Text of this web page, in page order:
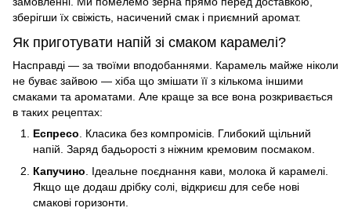
зберігши їх свіжість, насичений смак і приємний аромат.
Як приготувати напій зі смаком карамелі?
Насправді — за твоїми вподобаннями. Карамель майже ніколи
не буває зайвою — хіба що змішати її з кількома іншими
смаками та ароматами. Але краще за все вона розкривається
в таких рецептах:
Еспресо . Класика без компромісів. Глибокий щільний
напій. Заряд бадьорості з ніжним кремовим посмаком.
Капучино. Ідеальне поєднання кави, молока й карамелі.
Якщо ще додаш дрібку солі, відкриєш для себе нові
смакові горизонти.